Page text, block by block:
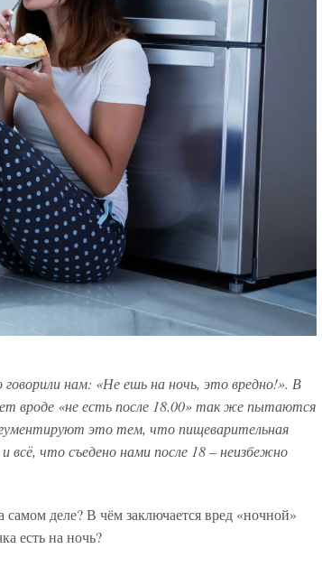
нам: «Не ешь на ночь, это вредно!». В
вроде «не есть после 18.00» так же пытаются
это тем, что пищеварительная
всё, что съедено нами после 18 – неизбежно
самом деле? В чём заключается вред «ночной»
есть на ночь?